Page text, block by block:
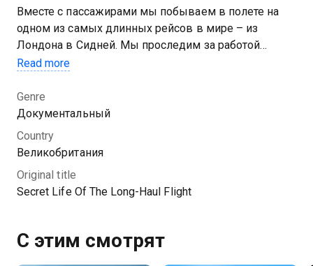
Вместе с пассажирами мы побываем в полете на
одном из самых длинных рейсов в мире – из
Лондона в Сидней. Мы проследим за работой
бортпроводников, пообщаемся с пассажирами и
Read more
Genre
Документальный
Country
Великобритания
Original title
Secret Life Of The Long-Haul Flight
С этим смотрят